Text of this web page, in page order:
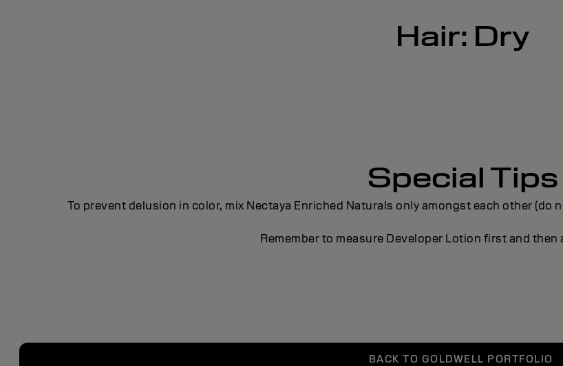
Hair: Dry
Special Tips
To prevent delusion in color, mix Nectaya Enriched Naturals only amongst each other (do
Remember to measure Developer Lotion first and then
BACK TO GOLDWELL PORTFOLIO